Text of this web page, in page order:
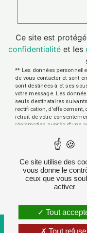
Ce site est
confidentialité et les
** Les données
de vous contacter et sont
sont destinées à et ses
votre message. Les
seuls destinataires
rectification, d’effacement,
retrait de votre
réclamation auprès d’une
sort de vos données post-
voie postale à l'adresse
justificatif d'identité
données pendant la
de prescription légale aux
contentieux. Vous avez le
au démarchage
. Consultez
Ce site utilise des
vous donne le
ceux que vous
activer
Tout
Tout